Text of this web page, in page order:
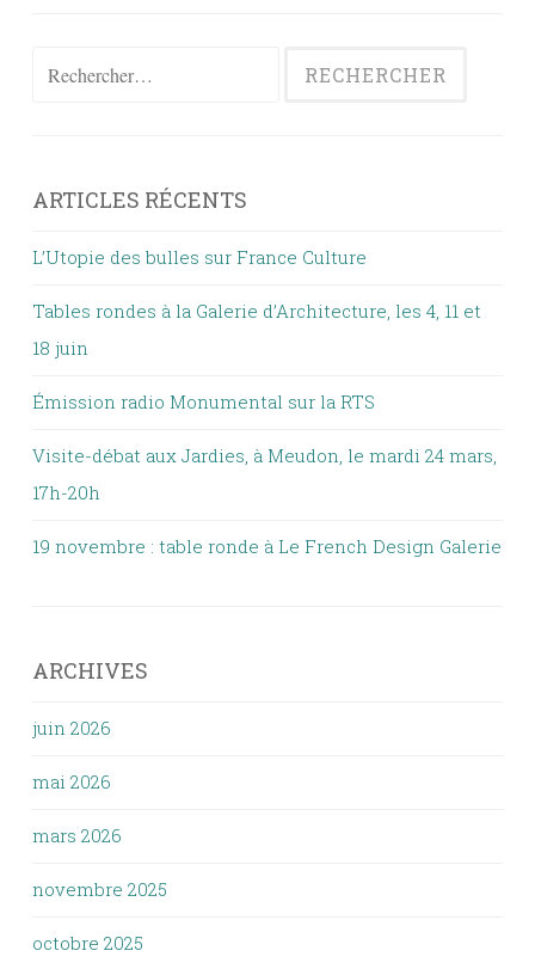
Rechercher :
ARTICLES RÉCENTS
L’Utopie des bulles sur France Culture
Tables rondes à la Galerie d’Architecture, les 4, 11 et
18 juin
Émission radio Monumental sur la RTS
Visite-débat aux Jardies, à Meudon, le mardi 24 mars,
17h-20h
19 novembre : table ronde à Le French Design Galerie
ARCHIVES
juin 2026
mai 2026
mars 2026
novembre 2025
octobre 2025